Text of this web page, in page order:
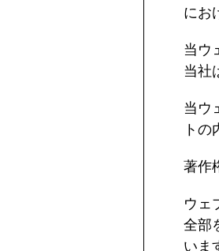
にお
当ウ
当社
当ウ
ト
著作
ウェ
全部
いま